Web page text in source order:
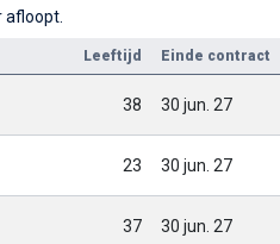
afloopt.
Leeftijd Einde contract
38 30 jun. 27
23 30 jun. 27
37 30 jun. 27